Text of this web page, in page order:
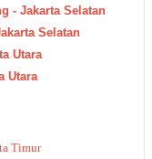
- Jakarta Selatan
Selatan
Utara
Utara
Timur